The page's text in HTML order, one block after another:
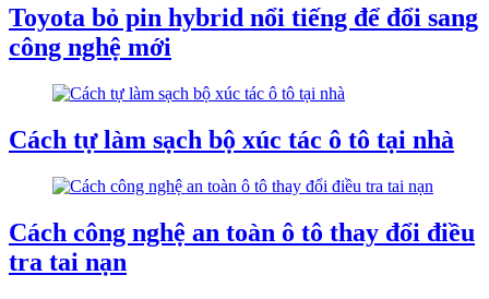
Toyota bỏ pin hybrid nổi tiếng để đổi sang
công nghệ mới
Cách tự làm sạch bộ xúc tác ô tô tại nhà
Cách công nghệ an toàn ô tô thay đổi điều
tra tai nạn